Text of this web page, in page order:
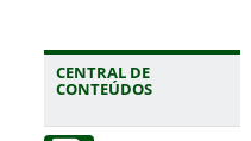
CENTRAL DE
CONTEÚDOS